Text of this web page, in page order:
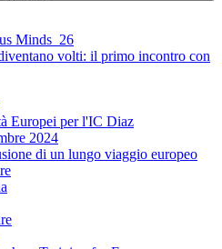
Minds_26
volti: il primo incontro con
Europei per l'IC Diaz
2024
di un lungo viaggio europeo